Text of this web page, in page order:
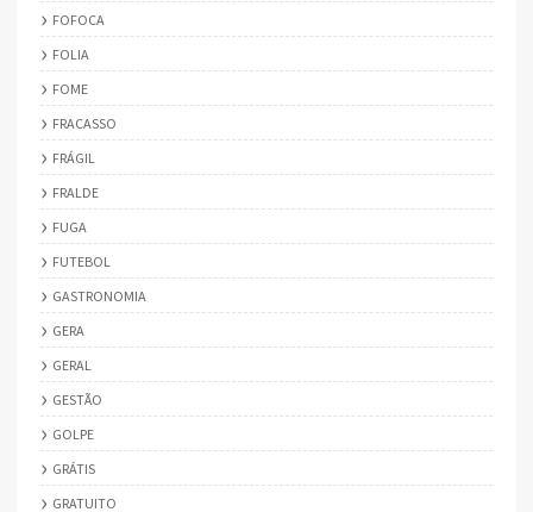
FOFOCA
FOLIA
FOME
FRACASSO
FRÁGIL
FRALDE
FUGA
FUTEBOL
GASTRONOMIA
GERA
GERAL
GESTÃO
GOLPE
GRÁTIS
GRATUITO